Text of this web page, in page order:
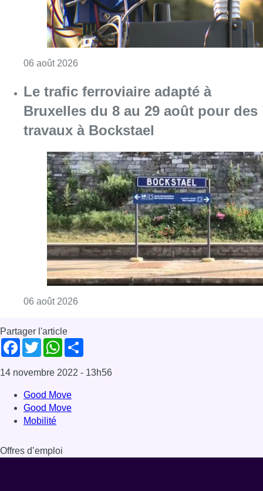
06 août 2026
Le trafic ferroviaire adapté à
Bruxelles du 8 au 29 août pour des
travaux à Bockstael
06 août 2026
Partager l'article
Facebook
TwitterWhatsApp
14 novembre 2022 - 13h56
Good Move
Good Move
Mobilité
Offres d’emploi